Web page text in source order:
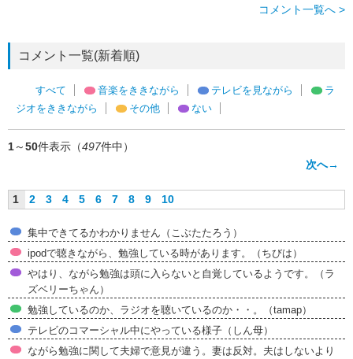
コメント一覧へ >
コメント一覧(新着順)
すべて 音楽をききながら テレビを見ながら
ラ
ジオをききながら
その他 ない
1～50件表示（497件中）
次へ→
1 2 3 4 5 6 7 8 9 10
集中できてるかわかりません（こぶたたろう）
ipodで聴きながら、勉強している時があります。（ちびは）
やはり、ながら勉強は頭に入らないと自覚しているようです。（ラ
ズベリーちゃん）
勉強しているのか、ラジオを聴いているのか・・。（tamap）
テレビのコマーシャル中にやっている様子（しん母）
ながら勉強に関して夫婦で意見が違う。妻は反対。夫はしないより